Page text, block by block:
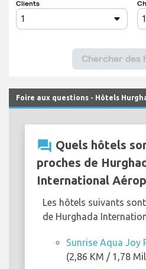
Foire aux questions - Hôtels
question_answer Quels hôtels
proches de
International
Les hôtels suivants
de Hurghada
Sunrise Aqua Joy
(2,86 KM / 1,78